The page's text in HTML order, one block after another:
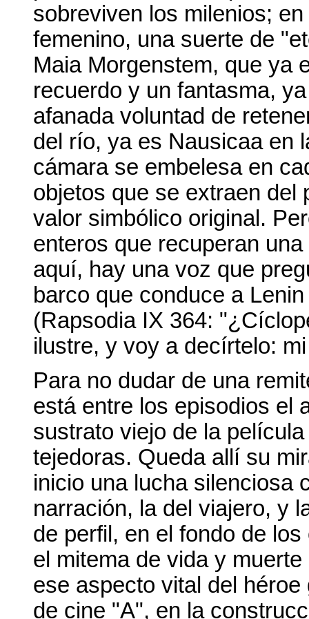
sobreviven los milenios;
femenino, una suerte de
Maia Morgenstem, que ya
recuerdo y un fantasma,
afanada voluntad de
del río, ya es Nausicaa en
cámara se embelesa en
objetos que se extraen del
valor simbólico original.
enteros que recuperan
aquí, hay una voz que
barco que conduce a
(Rapsodia IX 364:
ilustre, y voy a decírtelo:
Para no dudar de una
está entre los episodios el
sustrato viejo de la
tejedoras. Queda allí su
inicio una lucha silenciosa
narración, la del viajero, y
de perfil, en el fondo de
el mitema de vida y
ese aspecto vital del
de cine "A", en la